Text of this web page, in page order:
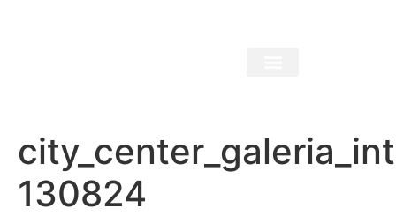
130824